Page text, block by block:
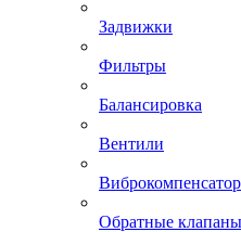
Задвижки
Фильтры
Балансировка
Вентили
Обратные клапаны